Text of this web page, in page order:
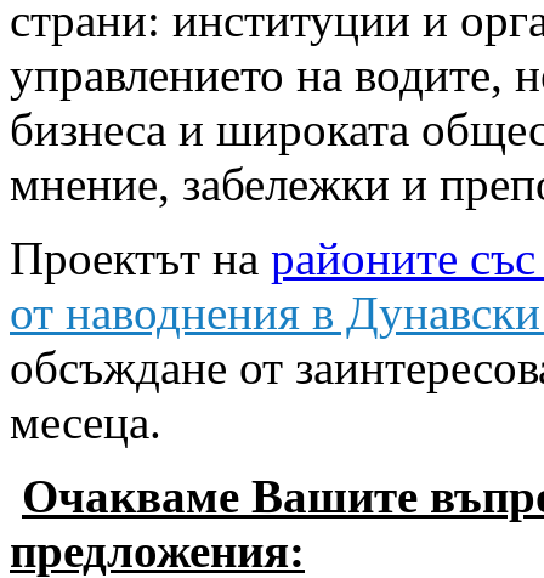
страни: институции и
управлението на водите,
бизнеса и широката
мнение, забележки и
Проектът на районите
от наводнения в
обсъждане от
месеца.
Очакваме Вашите
предложения: